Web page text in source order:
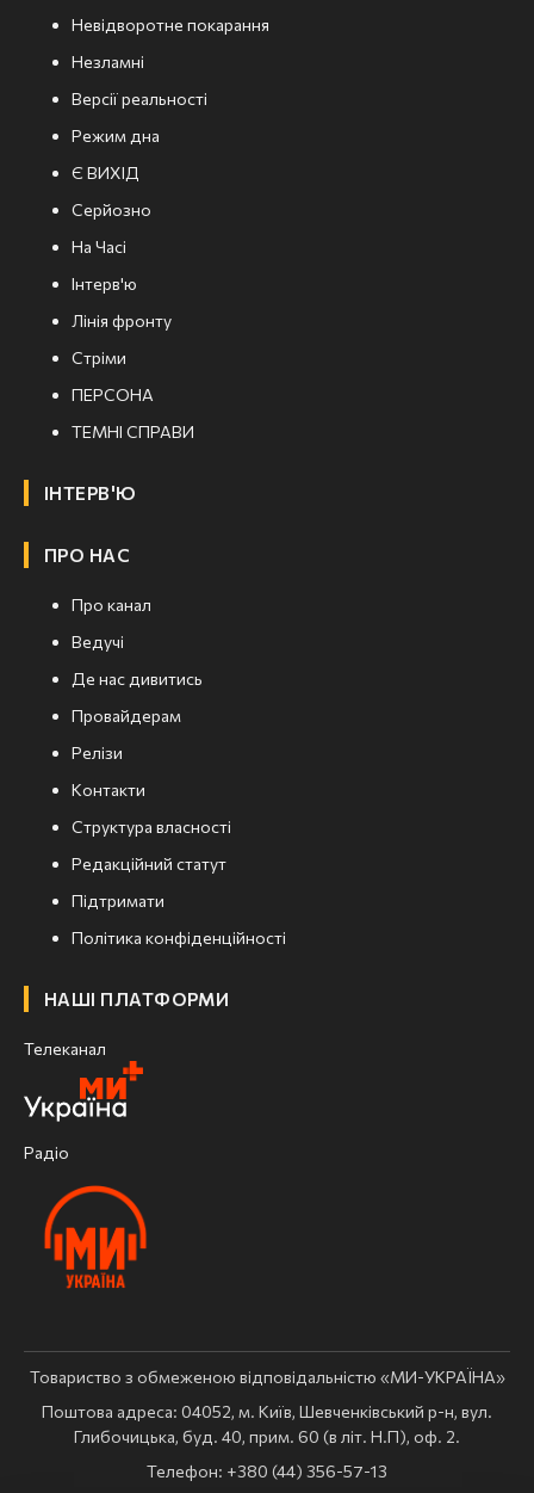
Невідворотне покарання
Незламні
Версії реальності
Режим дна
Є ВИХІД
Серйозно
На Часі
Інтерв'ю
Лінія фронту
Стріми
ПЕРСОНА
ТЕМНІ СПРАВИ
ІНТЕРВ'Ю
ПРО НАС
Про канал
Ведучі
Де нас дивитись
Провайдерам
Релізи
Контакти
Структура власності
Редакційний статут
Підтримати
Політика конфіденційності
НАШІ ПЛАТФОРМИ
Телеканал
Радіо
Товариство з обмеженою відповідальністю «МИ-УКРАЇНА»
Поштова адреса: 04052, м. Київ, Шевченківський р-н, вул.
Глибочицька, буд. 40, прим. 60 (в літ. Н.П), оф. 2.
Телефон: +380 (44) 356-57-13